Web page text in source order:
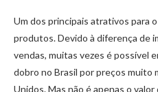
Um dos principais atrativos para
produtos. Devido à diferença de
vendas, muitas vezes é possível
dobro no Brasil por preços muito
Unidos. Mas não é apenas o